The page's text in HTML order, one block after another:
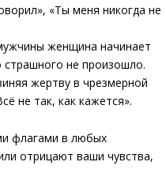
«Ты меня никогда не
женщина начинает
страшного не произошло.
жертву в чрезмерной
не так, как кажется».
флагами в любых
отрицают ваши чувства,